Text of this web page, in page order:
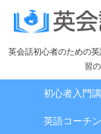
英会話初心者のための
習
初心者入門
英語コーチ